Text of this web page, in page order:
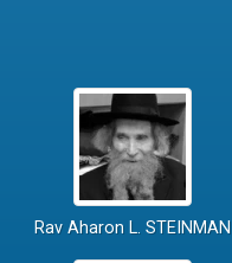
Rav Aharon L. STEINMAN